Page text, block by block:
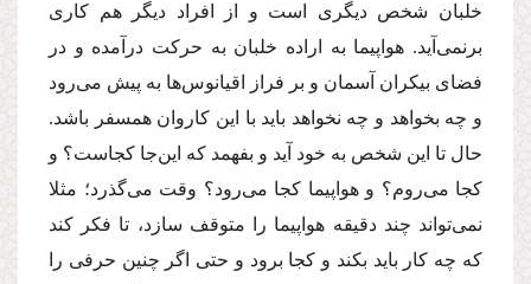
خلبان شخص دیگرى است و از افراد دیگر هم كارى
برنمى‌آید. هواپیما به اراده خلبان به حركت درآمده و در
فضاى بیكران آسمان و بر فراز اقیانوس‌ها به پیش مى‌رود
و چه بخواهد و چه نخواهد باید با این كاروان همسفر باشد.
حال تا این شخص به خود آید و بفهمد كه این‌جا كجاست؟ و
كجا مى‌روم؟ و هواپیما كجا مى‌رود؟ وقت مى‌گذرد؛ مثلا
نمى‌تواند چند دقیقه هواپیما را متوقف سازد، تا فكر كند
كه چه كار باید بكند و كجا برود و حتى اگر چنین حرفى را